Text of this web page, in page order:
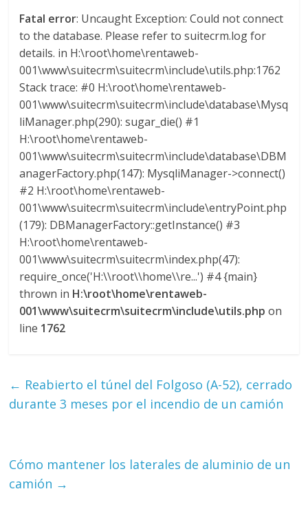
Fatal error: Uncaught Exception: Could not connect
to the database. Please refer to suitecrm.log for
details. in H:\root\home\rentaweb-
001\www\suitecrm\suitecrm\include\utils.php:1762
Stack trace: #0 H:\root\home\rentaweb-
001\www\suitecrm\suitecrm\include\database\Mysq
liManager.php(290): sugar_die() #1
H:\root\home\rentaweb-
001\www\suitecrm\suitecrm\include\database\DBM
anagerFactory.php(147): MysqliManager->connect()
#2 H:\root\home\rentaweb-
001\www\suitecrm\suitecrm\include\entryPoint.php
(179): DBManagerFactory::getInstance() #3
H:\root\home\rentaweb-
001\www\suitecrm\suitecrm\index.php(47):
require_once('H:\\root\\home\\re...') #4 {main}
thrown in H:\root\home\rentaweb-
001\www\suitecrm\suitecrm\include\utils.php on
line 1762
← Reabierto el túnel del Folgoso (A-52), cerrado
durante 3 meses por el incendio de un camión
Cómo mantener los laterales de aluminio de un
camión →